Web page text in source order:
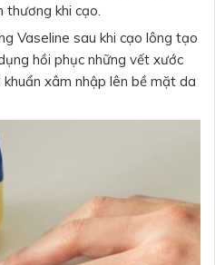
thương khi cạo.
Vaseline sau khi cạo lông tạo
hồi phục những vết xước
xâm nhập lên bề mặt da